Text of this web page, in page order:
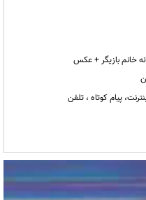
خانم بازیگر + عکس
پیام کوتاه ، تلفن